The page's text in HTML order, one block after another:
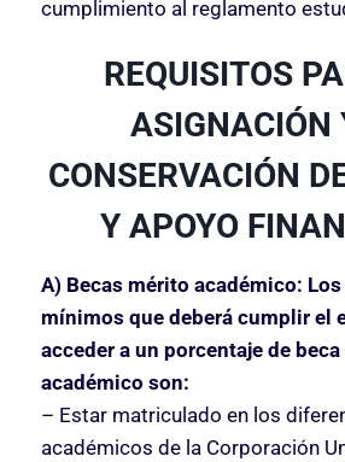
cumplimiento al reglamento
REQUISITOS
ASIGNACIÓN
CONSERVACIÓN
Y APOYO
A) Becas mérito académico:
mínimos que deberá cumplir el
acceder a un porcentaje de
académico son:
– Estar matriculado en los
académicos de la Corporación